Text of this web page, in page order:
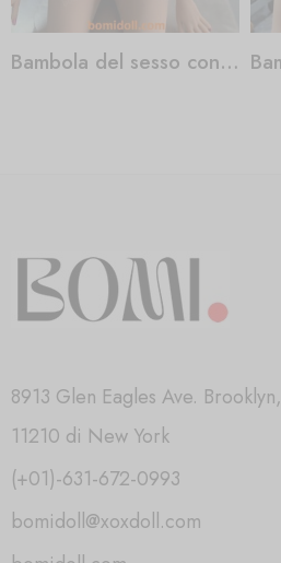
Bambola del sesso con coscia spessa
8913 Glen Eagles Ave. Brooklyn,
11210 di New York
(+01)-631-672-0993
bomidoll@xoxdoll.com